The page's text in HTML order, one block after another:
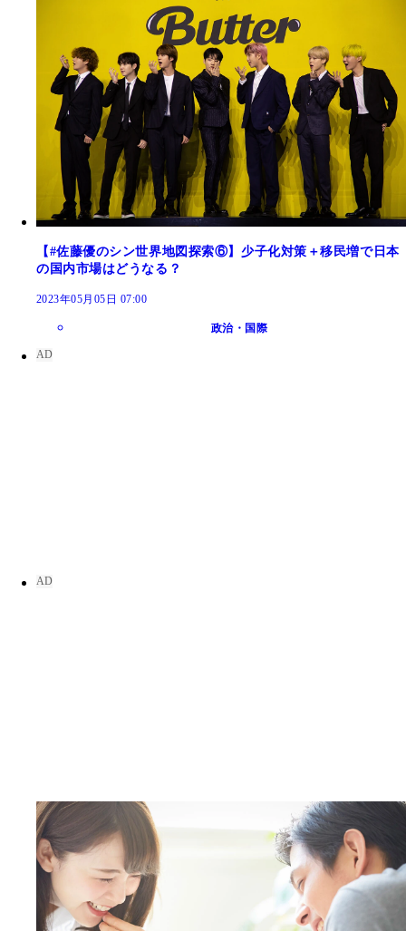
【#佐藤優のシン世界地図探索⑥】少子化対策＋移民増で日本
の国内市場はどうなる？
2023年05月05日 07:00
政治・国際